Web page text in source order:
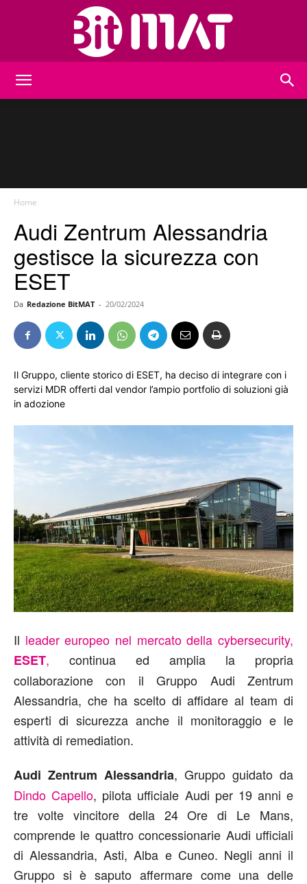
Home
Audi Zentrum Alessandria
gestisce la sicurezza con
ESET
Da Redazione BitMAT - 20/02/2024
Il Gruppo, cliente storico di ESET, ha deciso di integrare con i
servizi MDR offerti dal vendor l’ampio portfolio di soluzioni già
in adozione
Il leader europeo nel mercato della cybersecurity,
ESET, continua ed amplia la propria
collaborazione con il Gruppo Audi Zentrum
Alessandria, che ha scelto di affidare al team di
esperti di sicurezza anche il monitoraggio e le
attività di remediation.
Audi Zentrum Alessandria, Gruppo guidato da
Dindo Capello, pilota ufficiale Audi per 19 anni e
tre volte vincitore della 24 Ore di Le Mans,
comprende le quattro concessionarie Audi ufficiali
di Alessandria, Asti, Alba e Cuneo. Negli anni il
Gruppo si è saputo affermare come una delle